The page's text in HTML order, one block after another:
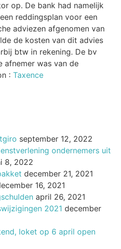
op. De bank had namelijk
reddingsplan voor een
adviezen afgenomen van
de kosten van dit advies
btw in rekening. De bv
afnemer was van de
: Taxence
september 12, 2022
ondernemers uit
8, 2022
december 21, 2021
16, 2021
april 26, 2021
2021 december
loket op 6 april open